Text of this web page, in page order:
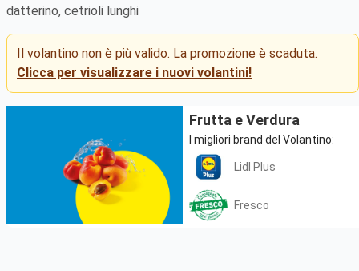
datterino, cetrioli lunghi
Il volantino non è più valido. La promozione è scaduta.
Clicca per visualizzare i nuovi volantini!
Frutta e Verdura
I migliori brand del Volantino:
Lidl Plus
Fresco